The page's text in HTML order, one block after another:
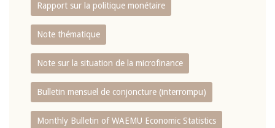
Rapport sur la politique monétaire
Note thématique
Note sur la situation de la microfinance
Bulletin mensuel de conjoncture (interrompu)
Monthly Bulletin of WAEMU Economic Statistics